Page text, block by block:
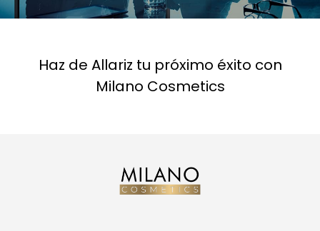
Haz de Allariz tu próximo éxito con
Milano Cosmetics